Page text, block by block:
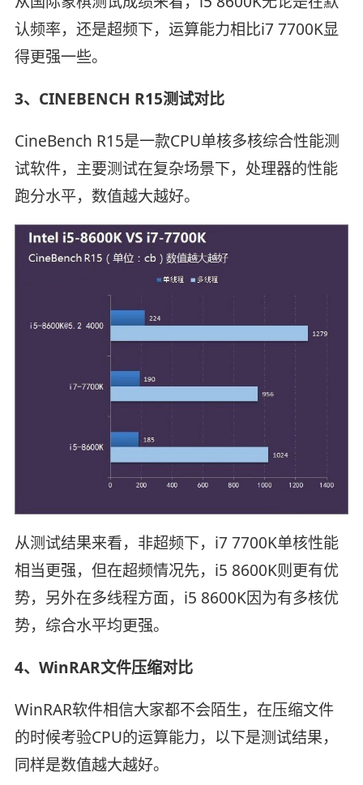
认频率，还是超频下，运算能力相比i7 7700K显
得更强一些。
3、CINEBENCH R15测试对比
CineBench R15是一款CPU单核多核综合性能测
试软件，主要测试在复杂场景下，处理器的性能
跑分水平，数值越大越好。
从测试结果来看，非超频下，i7 7700K单核性能
相当更强，但在超频情况先，i5 8600K则更有优
势，另外在多线程方面，i5 8600K因为有多核优
势，综合水平均更强。
4、WinRAR文件压缩对比
WinRAR软件相信大家都不会陌生，在压缩文件
的时候考验CPU的运算能力，以下是测试结果，
同样是数值越大越好。